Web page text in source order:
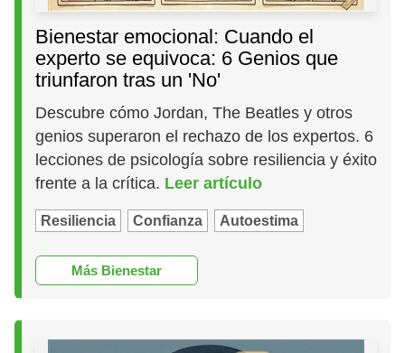
Bienestar emocional: Cuando el
experto se equivoca: 6 Genios que
triunfaron tras un 'No'
Descubre cómo Jordan, The Beatles y otros
genios superaron el rechazo de los expertos. 6
lecciones de psicología sobre resiliencia y éxito
frente a la crítica. Leer artículo
Resiliencia Confianza Autoestima
Más Bienestar